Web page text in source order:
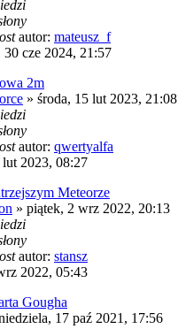
autor: mateusz_f
30 cze 2024, 21:57
2m
» środa, 15 lut 2023, 21:08
autor: qwertyalfa
lut 2023, 08:27
Meteorze
» piątek, 2 wrz 2022, 20:13
autor: stansz
2022, 05:43
Gougha
17 paź 2021, 17:56